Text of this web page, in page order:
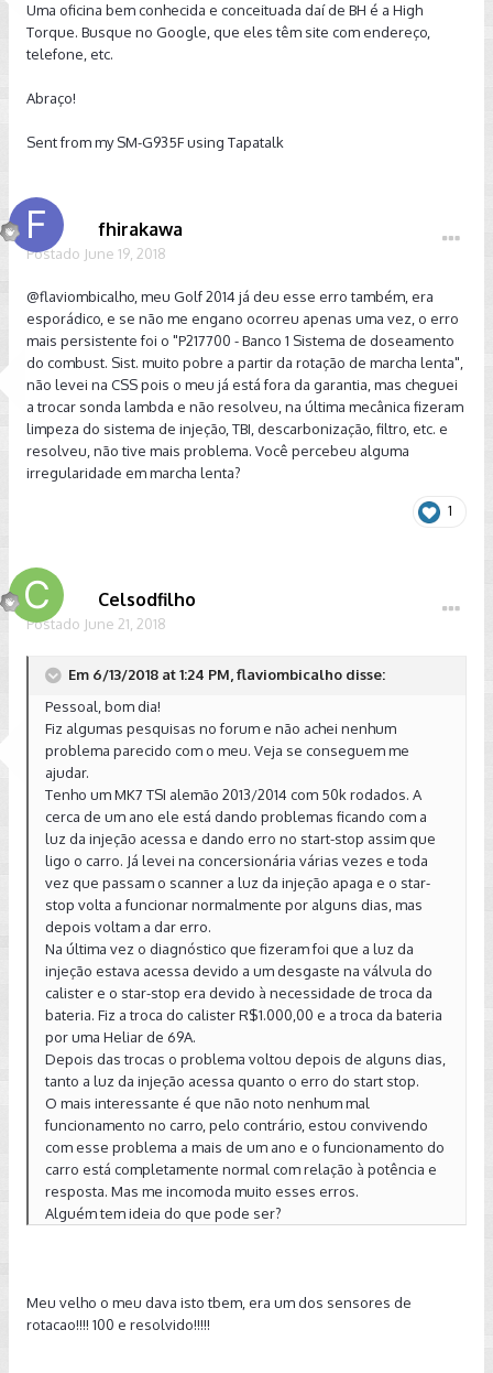
Fica claro que seu mecânico da CCS é um preguiçoso, que
não se deu nem ao trabalho de pesquisar isso na internet.
Sugiro que leve o carro para diagnóstico em uma boa oficina
obrigá-los a consertar se seu carro estiver em garantia.
Sent from my SM-G935F using Tapatalk
Uma oficina bem conhecida e conceituada daí de BH é a High
Torque. Busque no Google, que eles têm site com endereço,
telefone, etc.
Abraço!
Sent from my SM-G935F using Tapatalk
fhirakawa
Postado June 19, 2018
@flaviombicalho , meu Golf 2014 já deu esse erro também, era
esporádico, e se não me engano ocorreu apenas uma vez, o erro
mais persistente foi o "P217700 - Banco 1 Sistema de doseamento
do combust. Sist. muito pobre a partir da rotação de marcha lenta",
não levei na CSS pois o meu já está fora da garantia, mas cheguei
a trocar sonda lambda e não resolveu, na última mecânica fizeram
limpeza do sistema de injeção, TBI, descarbonização, filtro, etc. e
resolveu, não tive mais problema. Você percebeu alguma
irregularidade em marcha lenta?
1
Celsodfilho
Postado June 21, 2018
Em 6/13/2018 at 1:24 PM, flaviombicalho disse:
Pessoal, bom dia!
Fiz algumas pesquisas no forum e não achei nenhum
problema parecido com o meu. Veja se conseguem me
ajudar.
Tenho um MK7 TSI alemão 2013/2014 com 50k rodados. A
cerca de um ano ele está dando problemas ficando com a
luz da injeção acessa e dando erro no start-stop assim que
ligo o carro. Já levei na concersionária várias vezes e toda
vez que passam o scanner a luz da injeção apaga e o star-
stop volta a funcionar normalmente por alguns dias, mas
depois voltam a dar erro.
Na última vez o diagnóstico que fizeram foi que a luz da
injeção estava acessa devido a um desgaste na válvula do
calister e o star-stop era devido à necessidade de troca da
bateria. Fiz a troca do calister R$1.000,00 e a troca da bateria
por uma Heliar de 69A.
Depois das trocas o problema voltou depois de alguns dias,
tanto a luz da injeção acessa quanto o erro do start stop.
O mais interessante é que não noto nenhum mal
funcionamento no carro, pelo contrário, estou convivendo
com esse problema a mais de um ano e o funcionamento do
carro está completamente normal com relação à potência e
resposta. Mas me incomoda muito esses erros.
Alguém tem ideia do que pode ser?
Meu velho o meu dava isto tbem, era um dos sensores de
rotacao!!!! 100 e resolvido!!!!!